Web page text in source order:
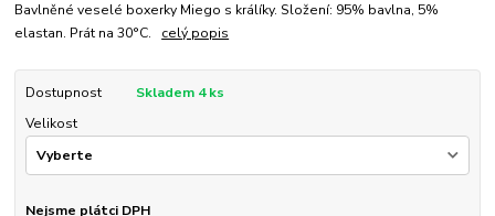
Bavlněné veselé boxerky Miego s králíky. Složení: 95% bavlna, 5%
elastan. Prát na 30°C. celý popis
Dostupnost
Skladem 4 ks
Velikost
Nejsme plátci DPH